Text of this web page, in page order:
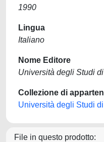
1990
Lingua
Italiano
Nome Editore
Università degli Studi
Collezione di
Università degli Studi di
File in questo prodotto: